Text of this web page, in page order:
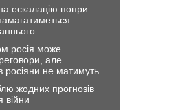
ескалацію попри
росія може
але
росіяни не матимуть
жодних прогнозів